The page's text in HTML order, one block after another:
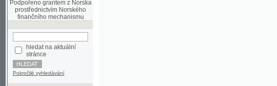
hledat na aktuální
stránce
Pokročilé vyhledávání